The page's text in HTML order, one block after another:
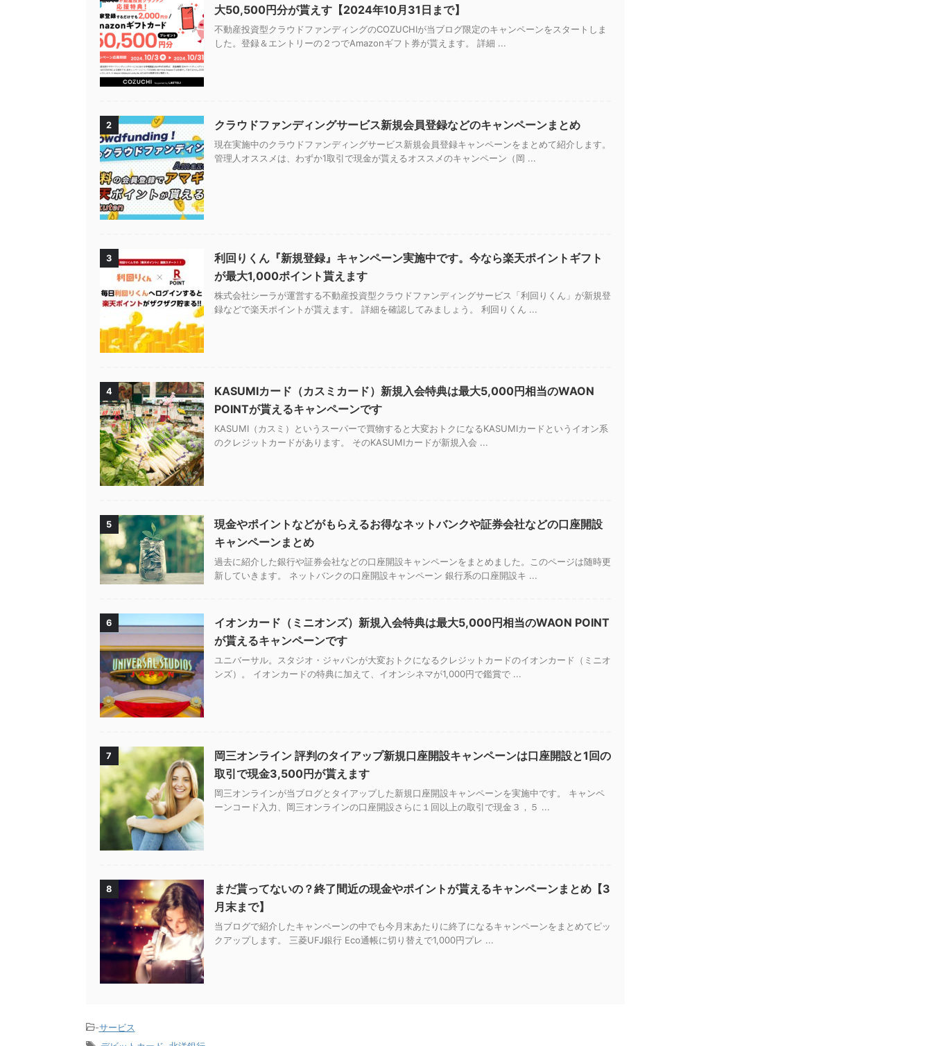
大50,500円分が貰えす【2024年10月31日まで】
不動産投資型クラウドファンディングのCOZUCHIが当ブログ限定のキャンペーンをスタートしま
した。登録＆エントリーの２つでAmazonギフト券が貰えます。 詳細 ...
2 クラウドファンディングサービス新規会員登録などのキャンペーンまとめ
現在実施中のクラウドファンディングサービス新規会員登録キャンペーンをまとめて紹介します。
管理人オススメは、わずか1取引で現金が貰えるオススメのキャンペーン（岡 ...
3
利回りくん『新規登録』キャンペーン実施中です。今なら楽天ポイントギフト
が最大1,000ポイント貰えます
株式会社シーラが運営する不動産投資型クラウドファンディングサービス「利回りくん」が新規登
録などで楽天ポイントが貰えます。 詳細を確認してみましょう。 利回りくん ...
4
KASUMIカード（カスミカード）新規入会特典は最大5,000円相当のWAON
POINTが貰えるキャンペーンです
KASUMI（カスミ）というスーパーで買物すると大変おトクになるKASUMIカードというイオン系
のクレジットカードがあります。 そのKASUMIカードが新規入会 ...
5
現金やポイントなどがもらえるお得なネットバンクや証券会社などの口座開設
キャンペーンまとめ
過去に紹介した銀行や証券会社などの口座開設キャンペーンをまとめました。このページは随時更
新していきます。 ネットバンクの口座開設キャンペーン 銀行系の口座開設キ ...
6
イオンカード（ミニオンズ）新規入会特典は最大5,000円相当のWAON POINT
が貰えるキャンペーンです
ユニバーサル。スタジオ・ジャパンが大変おトクになるクレジットカードのイオンカード（ミニオ
ンズ）。 イオンカードの特典に加えて、イオンシネマが1,000円で鑑賞で ...
7
岡三オンライン 評判のタイアップ新規口座開設キャンペーンは口座開設と1回の
取引で現金3,500円が貰えます
岡三オンラインが当ブログとタイアップした新規口座開設キャンペーンを実施中です。 キャンペ
ーンコード入力、岡三オンラインの口座開設さらに１回以上の取引で現金３，５ ...
8
まだ貰ってないの？終了間近の現金やポイントが貰えるキャンペーンまとめ【3
月末まで】
当ブログで紹介したキャンペーンの中でも今月末あたりに終了になるキャンペーンをまとめてピッ
クアップします。 三菱UFJ銀行 Eco通帳に切り替えで1,000円プレ ...
-サービス